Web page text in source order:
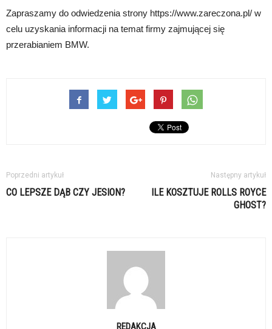
Zapraszamy do odwiedzenia strony https://www.zareczona.pl/ w
celu uzyskania informacji na temat firmy zajmującej się
przerabianiem BMW.
Poprzedni artykuł
CO LEPSZE DĄB CZY JESION?
Następny artykuł
ILE KOSZTUJE ROLLS ROYCE
GHOST?
REDAKCJA